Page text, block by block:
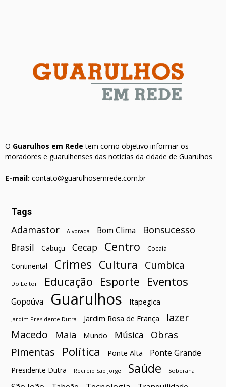
O Guarulhos em Rede tem como objetivo informar os
moradores e guarulhenses das notícias da cidade de Guarulhos
E-mail: contato@guarulhosemrede.com.br
Tags
Adamastor Alvorada Bom Clima Bonsucesso
Brasil Cabuçu Cecap Centro Cocaia
Continental Crimes Cultura Cumbica
Do Leitor Educação Esporte Eventos
Gopoúva Guarulhos Itapegica
Jardim Presidente Dutra Jardim Rosa de França
lazer
Macedo
Maia Mundo Música Obras
Pimentas Política Ponte Alta Ponte Grande
Presidente Dutra Recreio São Jorge Saúde Soberana